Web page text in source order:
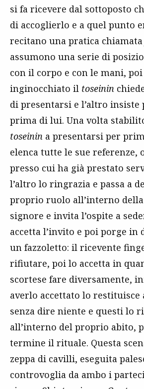
si fa ricevere dal sottoposto
di accoglierlo e a quel punto
recitano una pratica chiamata
assumono una serie di
con il corpo e con le mani,
inginocchiato il toseinin
di presentarsi e l’altro insiste
prima di lui. Una volta
toseinin a presentarsi per
elenca tutte le sue referenze,
presso cui ha già prestato
l’altro lo ringrazia e passa a
proprio ruolo all’interno della
signore e invita l’ospite a
accetta l’invito e poi porge in
un fazzoletto: il ricevente
rifiutare, poi lo accetta in
scortese fare diversamente,
averlo accettato lo restituisce
senza dire niente e questi lo
all’interno del proprio abito,
termine il rituale. Questa
zeppa di cavilli, eseguita
controvoglia da ambo i